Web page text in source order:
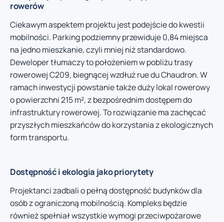
rowerów
Ciekawym aspektem projektu jest podejście do kwestii
mobilności. Parking podziemny przewiduje 0,84 miejsca
na jedno mieszkanie, czyli mniej niż standardowo.
Deweloper tłumaczy to położeniem w pobliżu trasy
rowerowej C209, biegnącej wzdłuż rue du Chaudron. W
ramach inwestycji powstanie także duży lokal rowerowy
o powierzchni 215 m², z bezpośrednim dostępem do
infrastruktury rowerowej. To rozwiązanie ma zachęcać
przyszłych mieszkańców do korzystania z ekologicznych
form transportu.
Dostępność i ekologia jako priorytety
Projektanci zadbali o pełną dostępność budynków dla
osób z ograniczoną mobilnością. Kompleks będzie
również spełniał wszystkie wymogi przeciwpożarowe